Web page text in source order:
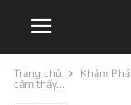
Trang chủ Khám Phá
cảm thấy...